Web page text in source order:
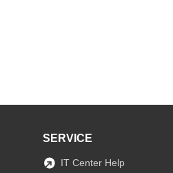
SERVICE
IT Center Help